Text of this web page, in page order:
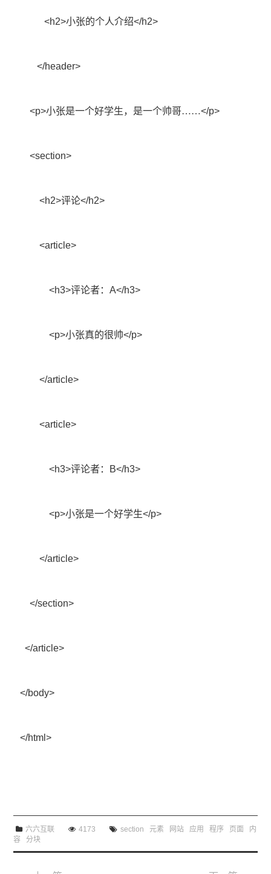
<h2>小张的个人介绍</h2>
</header>
<p>小张是一个好学生，是一个帅哥……</p>
<section>
<h2>评论</h2>
<article>
<h3>评论者：A</h3>
<p>小张真的很帅</p>
</article>
<article>
<h3>评论者： B</h3>
<p>小张是一个好学生</p>
</article>
</section>
</article>
</body>
</html>
六六互联 4173 section 元素 网站 应用 程序 页面
内
容
分块